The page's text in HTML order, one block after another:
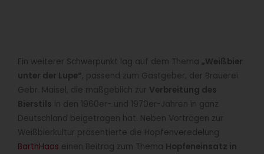
Ein weiterer Schwerpunkt lag auf dem Thema „Weißbier
unter der Lupe“, passend zum Gastgeber, der Brauerei
Gebr. Maisel, die maßgeblich zur Verbreitung des
Bierstils in den 1960er- und 1970er-Jahren in ganz
Deutschland beigetragen hat. Neben Vorträgen zur
Weißbierkultur präsentierte die Hopfenveredelung
BarthHaas einen Beitrag zum Thema Hopfeneinsatz in